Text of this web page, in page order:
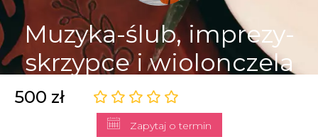
Muzyka-ślub, imprezy-
skrzypce i wiolonczela
500 zł
Zapytaj o termin